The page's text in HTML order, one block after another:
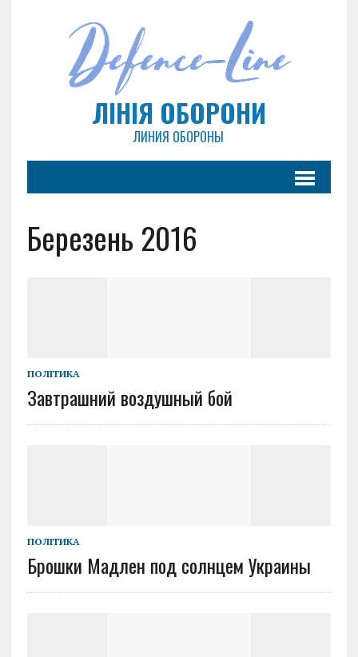
ЛІНІЯ ОБОРОНИ
ЛИНИЯ ОБОРОНЫ
Березень 2016
ПОЛІТИКА
Завтрашний воздушный бой
ПОЛІТИКА
Брошки Мадлен под солнцем Украины